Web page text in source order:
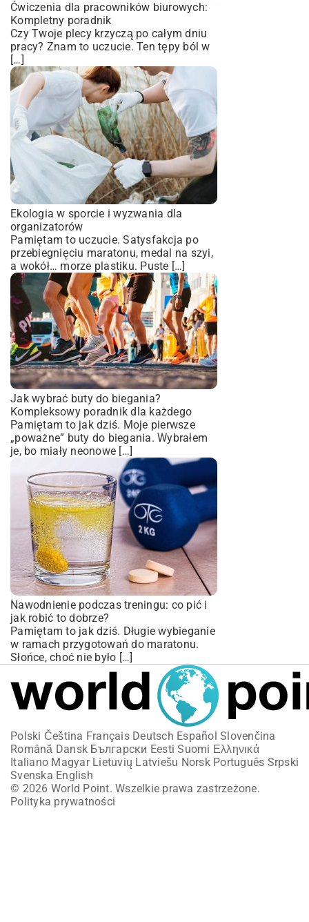
Ćwiczenia dla pracowników biurowych:
Kompletny poradnik
Czy Twoje plecy krzyczą po całym dniu
pracy? Znam to uczucie. Ten tępy ból w
[…]
Ekologia w sporcie i wyzwania dla
organizatorów
Pamiętam to uczucie. Satysfakcja po
przebiegnięciu maratonu, medal na szyi,
a wokół… morze plastiku. Puste […]
Jak wybrać buty do biegania?
Kompleksowy poradnik dla każdego
Pamiętam to jak dziś. Moje pierwsze
„poważne” buty do biegania. Wybrałem
je, bo miały neonowe […]
Nawodnienie podczas treningu: co pić i
jak robić to dobrze?
Pamiętam to jak dziś. Długie wybieganie
w ramach przygotowań do maratonu.
Słońce, choć nie było […]
Polski Čeština Français Deutsch Español Slovenčina
Română Dansk Български Eesti Suomi Ελληνικά
Italiano Magyar Lietuvių Latviešu Norsk Português Srpski
Svenska English
© 2026 World Point. Wszelkie prawa zastrzeżone.
Polityka prywatności